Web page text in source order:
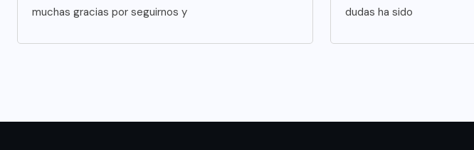
muchas gracias por seguirnos y
dudas ha sido